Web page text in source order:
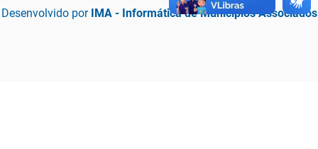
Desenvolvido por IMA - Informática de Municípios Associados